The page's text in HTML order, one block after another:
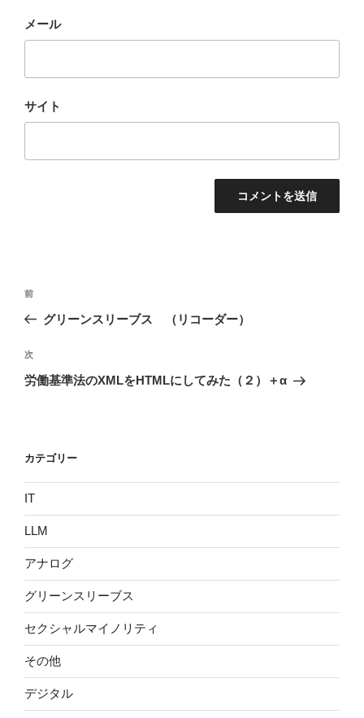
メール
サイト
投
ビ
ゲ
ン
過
去
投
稿
前
グリーンスリーブス （リコーダー）
次
の
次
労働基準法のXMLをHTMLにしてみた（２）＋α
カテゴリー
IT
LLM
アナログ
グリーンスリーブス
セクシャルマイノリティ
その他
デジタル